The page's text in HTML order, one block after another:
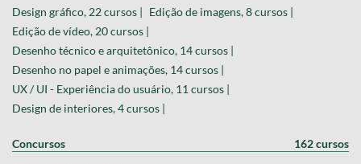
Design gráfico, 22 cursos | Edição de imagens, 8 cursos |
Edição de vídeo, 20 cursos |
Desenho técnico e arquitetônico, 14 cursos |
Desenho no papel e animações, 14 cursos |
UX / UI - Experiência do usuário, 11 cursos |
Design de interiores, 4 cursos |
Concursos 162 cursos